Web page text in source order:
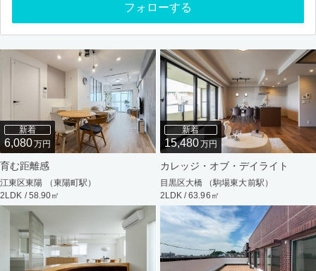
フォローする
新着
6,080万円
育む距離感
江東区東陽 （東陽町駅）
2LDK / 58.90㎡
新着
15,480万円
カレッジ・オブ・デイライト
目黒区大橋 （駒場東大前駅）
2LDK / 63.96㎡